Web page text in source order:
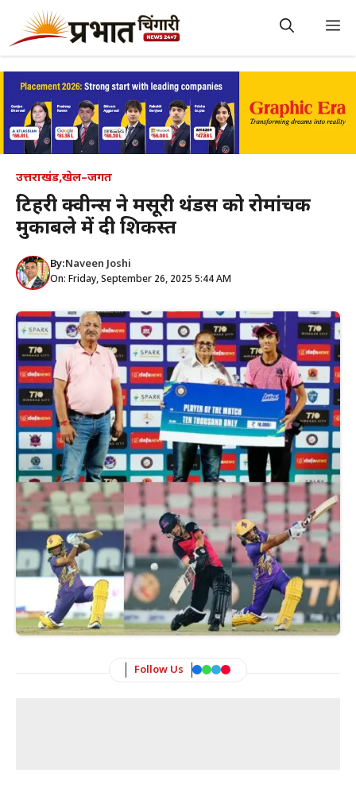
content
उत्तराखंड,खेल–जगत
टिहरी क्वीन्स ने मसूरी थंडर्स को रोमांचक
मुकाबले में दी शिकस्त
By:Naveen Joshi
On: Friday, September 26, 2025 5:44 AM
Follow Us